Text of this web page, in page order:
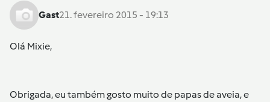
Gast21. fevereiro 2015 - 19:13
Olá Mixie,
Obrigada, eu também gosto muito de papas de aveia, e